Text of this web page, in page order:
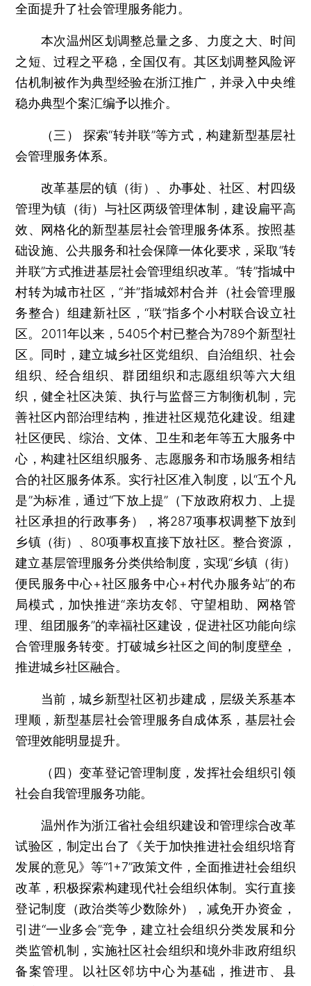
全面提升了社会管理服务能力。
本次温州区划调整总量之多、力度之大、时间
之短、过程之平稳，全国仅有。其区划调整风险评
估机制被作为典型经验在浙江推广，并录入中央维
稳办典型个案汇编予以推介。
（三） 探索“转并联”等方式，构建新型基层社
会管理服务体系。
改革基层的镇（街）、办事处、社区、村四级
管理为镇（街）与社区两级管理体制，建设扁平高
效、网格化的新型基层社会管理服务体系。按照基
础设施、公共服务和社会保障一体化要求，采取“转
并联”方式推进基层社会管理组织改革。“转”指城中
村转为城市社区，“并”指城郊村合并（社会管理服
务整合）组建新社区，“联”指多个小村联合设立社
区。2011年以来，5405个村已整合为789个新型社
区。同时，建立城乡社区党组织、自治组织、社会
组织、经合组织、群团组织和志愿组织等六大组
织，健全社区决策、执行与监督三方制衡机制，完
善社区内部治理结构，推进社区规范化建设。组建
社区便民、综治、文体、卫生和老年等五大服务中
心，构建社区组织服务、志愿服务和市场服务相结
合的社区服务体系。实行社区准入制度，以“五个凡
是”为标准，通过“下放上提”（下放政府权力、上提
社区承担的行政事务），将287项事权调整下放到
乡镇（街）、80项事权直接下放社区。整合资源，
建立基层管理服务分类供给制度，实现“乡镇（街）
便民服务中心+社区服务中心+村代办服务站”的布
局模式，加快推进“亲坊友邻、守望相助、网格管
理、组团服务”的幸福社区建设，促进社区功能向综
合管理服务转变。打破城乡社区之间的制度壁垒，
推进城乡社区融合。
当前，城乡新型社区初步建成，层级关系基本
理顺，新型基层社会管理服务自成体系，基层社会
管理效能明显提升。
（四）变革登记管理制度，发挥社会组织引领
社会自我管理服务功能。
温州作为浙江省社会组织建设和管理综合改革
试验区，制定出台了《关于加快推进社会组织培育
发展的意见》等“1+7”政策文件，全面推进社会组织
改革，积极探索构建现代社会组织体制。实行直接
登记制度（政治类等少数除外），减免开办资金，
引进“一业多会”竞争，建立社会组织分类发展和分
类监管机制，实施社区社会组织和境外非政府组织
备案管理。以社区邻坊中心为基础，推进市、县